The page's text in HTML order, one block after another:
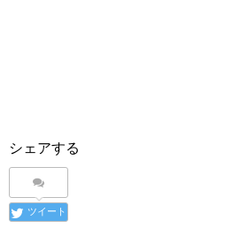
シェアする
ツイート